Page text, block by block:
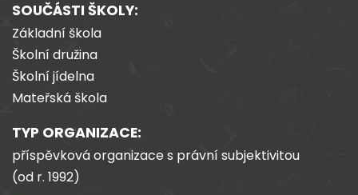
SOUČÁSTI ŠKOLY:
Základní škola
Školní družina
Školní jídelna
Mateřská škola
TYP ORGANIZACE:
příspěvková organizace s právní subjektivitou
(od r. 1992)